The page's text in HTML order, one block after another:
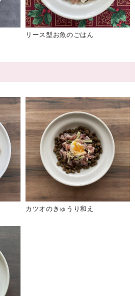
リース型お魚のごはん
カツオのきゅうり和え